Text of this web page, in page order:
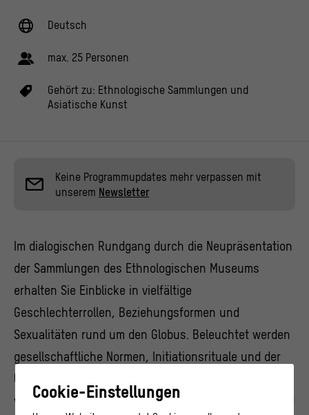
Deutsch
max. 25 Personen
Gehört zu: Ethnologische Sammlungen und
Asiatische Kunst
Keine Programmupdates mehr verpassen mit
unserem Newsletter
Im dialogischen Rundgang durch die Neupräsentation
der Sammlungen des Ethnologischen Museums
erhalten Sie Einblicke in vielfältige
Geschlechterrollen, Beziehungsformen und
Sexualitäten rund um den Globus. Beleuchtet werden
gesellschaftliche Normen, Initiationsrituale und der
Umgang mit dem jeweilig anderen Verhalten. Zudem
werden Schlaglichter auf koloniale Sammelpraxen und
Cookie-Einstellungen